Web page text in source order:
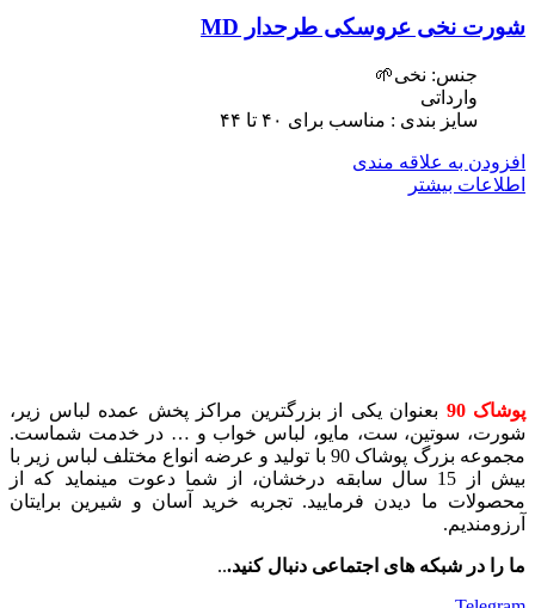
شورت نخی عروسکی طرحدار MD
جنس: نخی🌱
وارداتی
سایز بندی : مناسب برای ۴٠ تا ۴۴
افزودن به علاقه مندی
اطلاعات بیشتر
پوشاک 90
بعنوان یکی از بزرگترین مراکز پخش عمده لباس زیر،
شورت، سوتین، ست، مایو، لباس خواب و … در خدمت شماست.
مجموعه بزرگ پوشاک 90 با تولید و عرضه انواع مختلف لباس زیر با
بیش از 15 سال سابقه درخشان، از شما دعوت مینماید که از
محصولات ما دیدن فرمایید. تجربه خرید آسان و شیرین برایتان
آرزومندیم.
ما را در شبکه های اجتماعی دنبال کنید...